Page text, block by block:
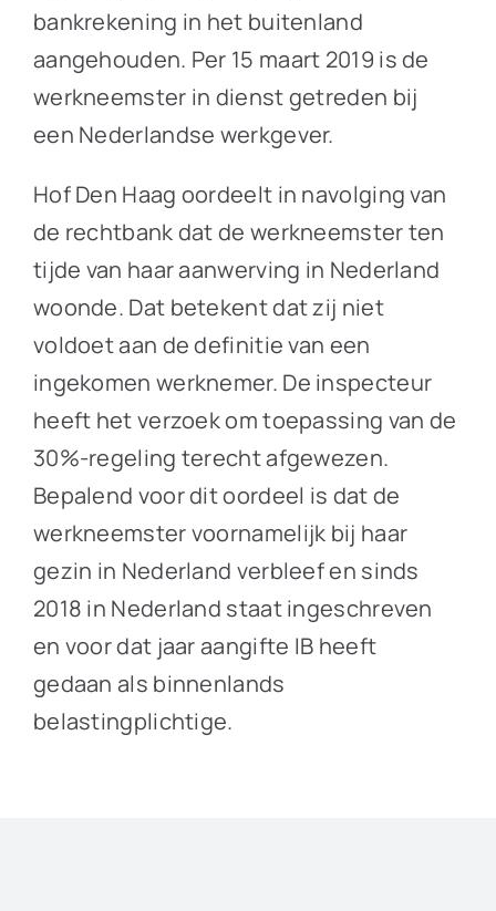
bankrekening in het buitenland
aangehouden. Per 15 maart 2019 is de
werkneemster in dienst getreden bij
een Nederlandse werkgever.
Hof Den Haag oordeelt in navolging van
de rechtbank dat de werkneemster ten
tijde van haar aanwerving in Nederland
woonde. Dat betekent dat zij niet
voldoet aan de definitie van een
ingekomen werknemer. De inspecteur
heeft het verzoek om toepassing van de
30%-regeling terecht afgewezen.
Bepalend voor dit oordeel is dat de
werkneemster voornamelijk bij haar
gezin in Nederland verbleef en sinds
2018 in Nederland staat ingeschreven
en voor dat jaar aangifte IB heeft
gedaan als binnenlands
belastingplichtige.